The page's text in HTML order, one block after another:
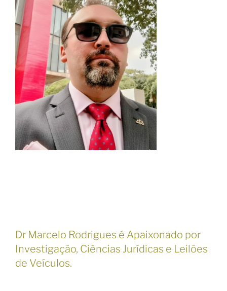
Dr Marcelo Rodrigues é Apaixonado por
Investigação, Ciências Jurídicas e Leilões
de Veículos.